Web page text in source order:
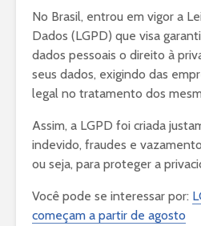
No Brasil, entrou em vigor a
Dados (LGPD) que visa
dados pessoais o direito à
seus dados, exigindo das
legal no tratamento dos
Assim, a LGPD foi criada
indevido, fraudes e
ou seja, para proteger a
Você pode se interessar por:
começam a partir de agosto